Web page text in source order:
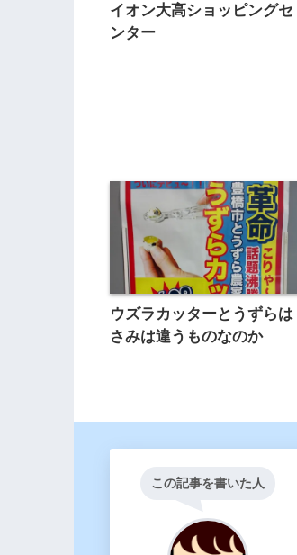
イオン大高ショッピングセ
ンター
ウズラカッターとうずらは
さみは違うものなのか
この記事を書いた人